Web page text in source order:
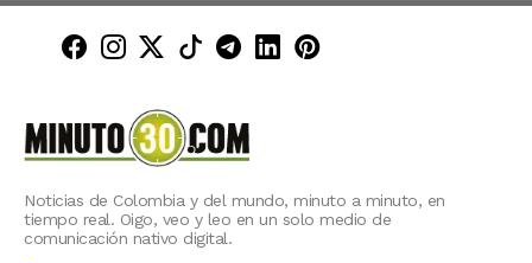
Minuto30 en Facebook
Minuto30 en Instagram
Minuto30 en X (Twitter)
Minuto30 en TikTok
Canal de Minuto30 en
Minuto30 en LinkedIn
Minuto30 en
Noticias de Colombia y del mundo, minuto a minuto, en
tiempo real. Oigo, veo y leo en un solo medio de
comunicación nativo digital.